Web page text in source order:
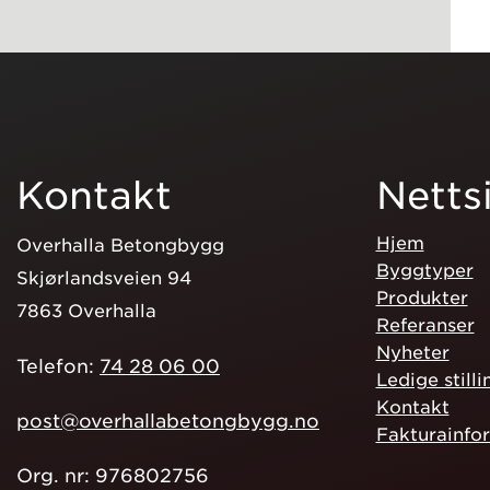
Kontakt
Overhalla Betongbygg
Skjørlandsveien 94
7863 Overhalla
Telefon: 74 28 06 00
post@overhallabetongbygg.no
Org. nr: 976802756
Hjem
Byggtyper
Produkter
Referanser
Nyheter
Ledige
Kontakt